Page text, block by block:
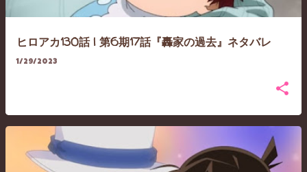
ヒロアカ130話 | 第6期17話『轟家の過去』ネタバレ
1/29/2023